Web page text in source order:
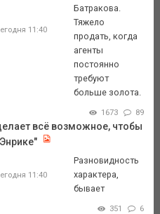
11:40
Батракова.
Тяжело
продать, когда
агенты
постоянно
требуют
больше золота.
1673 89
всё возможное, чтобы
11:40
Разновидность
характера,
бывает
351 6